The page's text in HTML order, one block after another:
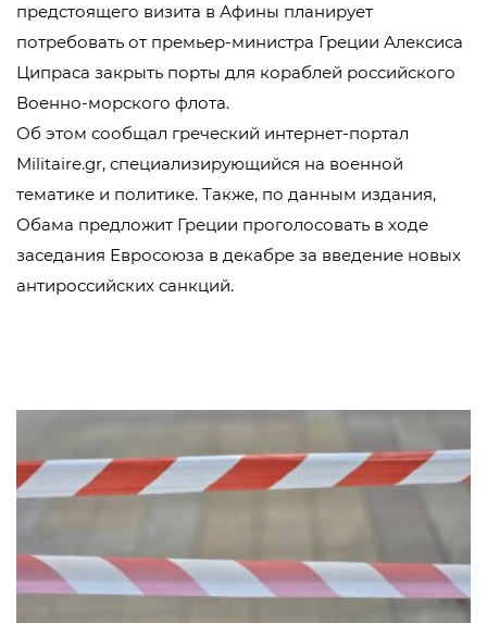
предстоящего визита в Афины планирует
потребовать от премьер-министра Греции Алексиса
Ципраса закрыть порты для кораблей российского
Военно-морского флота.
Об этом сообщал греческий интернет-портал
Militaire.gr, специализирующийся на военной
тематике и политике. Также, по данным издания,
Обама предложит Греции проголосовать в ходе
заседания Евросоюза в декабре за введение новых
антироссийских санкций.